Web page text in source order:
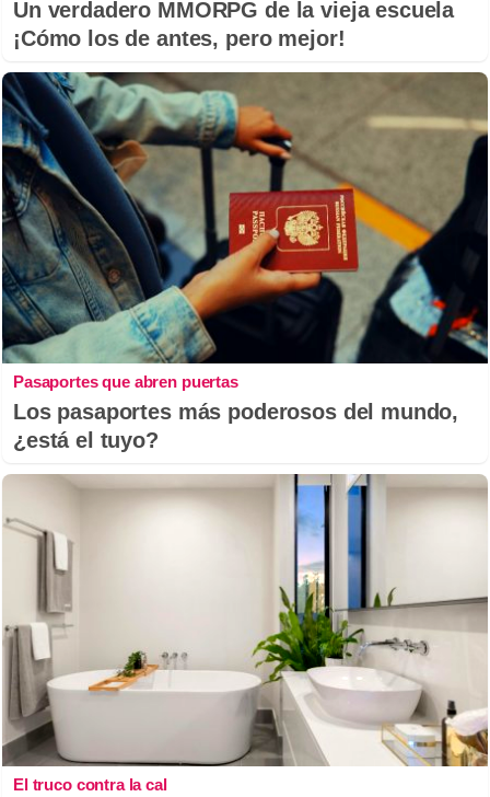
Un verdadero MMORPG de la vieja escuela
¡Cómo los de antes, pero mejor!
Pasaportes que abren puertas
Los pasaportes más poderosos del mundo,
¿está el tuyo?
El truco contra la cal